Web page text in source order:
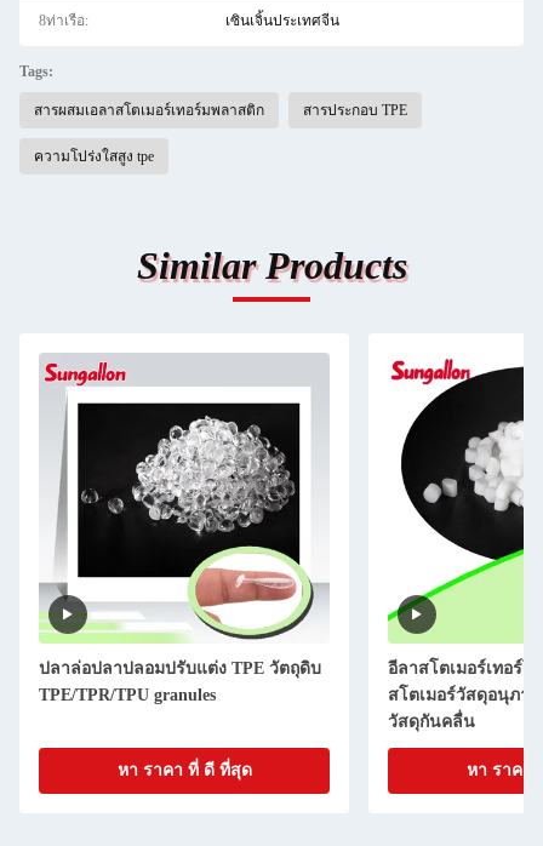
8ท่าเรือ: เซินเจิ้นประเทศจีน
Tags:
สารผสมเอลาสโตเมอร์เทอร์มพลาสติก สารประกอบ TPE
ความโปร่งใสสูง tpe
Similar Products
ปลาล่อปลาปลอมปรับแต่ง TPE วัตถุดิบ
TPE/TPR/TPU granules
หา ราคา ที่ ดี ที่สุด
อีลาสโตเมอร์เทอร์โ
สโตเมอร์วัสดุอนุภา
วัสดุกันคลื่น
หา ราคา